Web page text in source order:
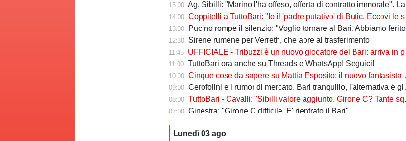
15:00 Ag. Sibilli: "Marino l'ha offeso, offerta di contratto immorale". La risposta del DG: "Dichiarazioni non veritiere"
14:00 Coppitelli a TuttoBari: "Io il 'padre putativo' di Butic. Eccovi le sue caratteristiche"
13:00 Pucino rompe il silenzio: "Voglio tornare al Bari. Abbiamo ferito una città"
12:30 Sirene rumene per Verreth, che apre al trasferimento
11:45 UFFICIALE - Tribuzzi è un nuovo giocatore del Bari: arriva in prestito con diritto di riscatto
11:00 TuttoBari ora anche su Threads e WhatsApp! Seguici!
10:00 Cinque cose da sapere su Mattia Esposito: il nuovo fantasista 18enne del Napoli di passaggio a Bari
09:00 Cerofolini e i rumor di mercato. Bari tranquillo, l'alternativa è già in casa
08:00 TuttoBari - Cavalli: "Sibilli valore aggiunto. Girone C? Tante squadre competitive, servirà lottare"
07:00 Ginestra: "Girone C difficile. E' rientrato il Bari"
Lunedì 03 ago